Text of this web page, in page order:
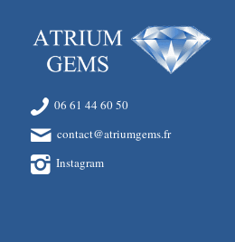
06 61 44 60 50
contact@atriumgems.fr
Instagram